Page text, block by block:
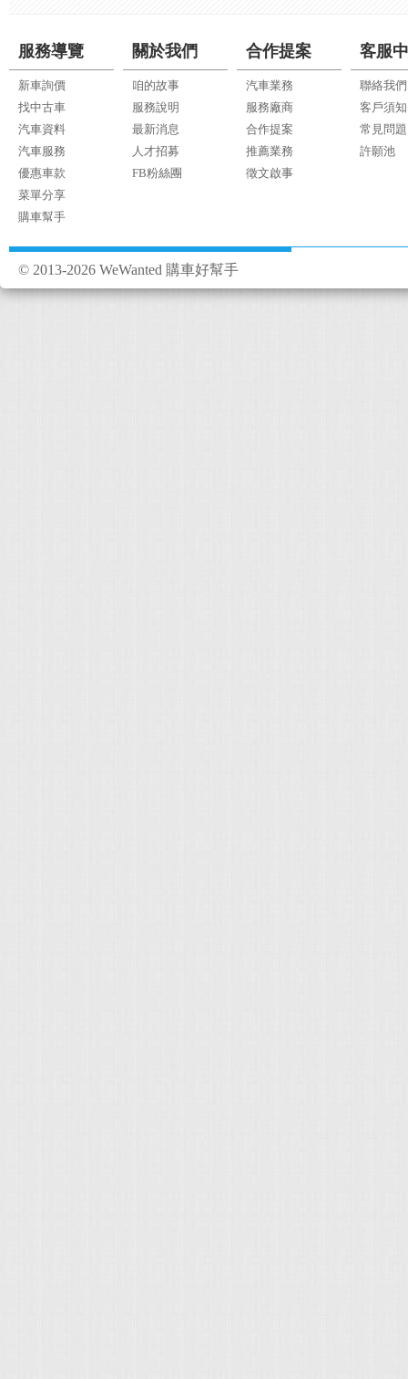
服務導覽
新車詢價
找中古車
汽車資料
汽車服務
優惠車款
菜單分享
購車幫手
關於我們
咱的故事
服務說明
最新消息
人才招募
FB粉絲團
合作提案
汽車業務
服務廠商
合作提案
推薦業務
徵文啟事
客服
聯絡我們
客戶須知
常見問題
許願池
© 2013-2026 WeWanted 購車好幫手